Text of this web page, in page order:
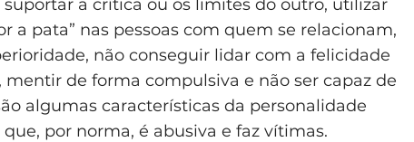
a crítica ou os limites do outro, utilizar
a pata” nas pessoas com quem se relacionam,
não conseguir lidar com a felicidade
de forma compulsiva e não ser capaz de
algumas características da personalidade
por norma, é abusiva e faz vítimas.